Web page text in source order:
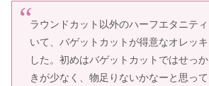
ラウンドカット以外のハーフエタニテ
いて、バゲットカットが得意なオレッ
した。初めはバゲットカットではせっ
きが少なく、物足りないかなーと思っ